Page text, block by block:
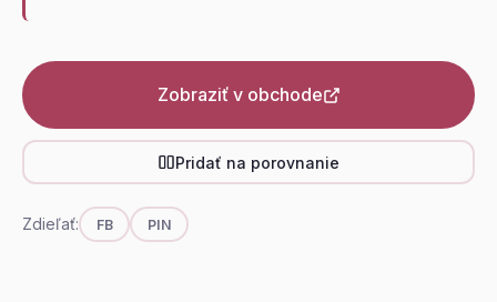
Zobraziť v obchode
Pridať na porovnanie
Zdieľať: FB PIN